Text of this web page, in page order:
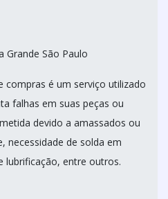
Grande São Paulo
compras é um serviço utilizado
falhas em suas peças ou
devido a amassados ou
necessidade de solda em
lubrificação, entre outros.